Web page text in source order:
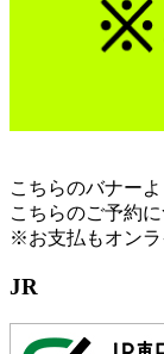
こちらのバナー
こちらのご予約
※お支払もオンラ
JR